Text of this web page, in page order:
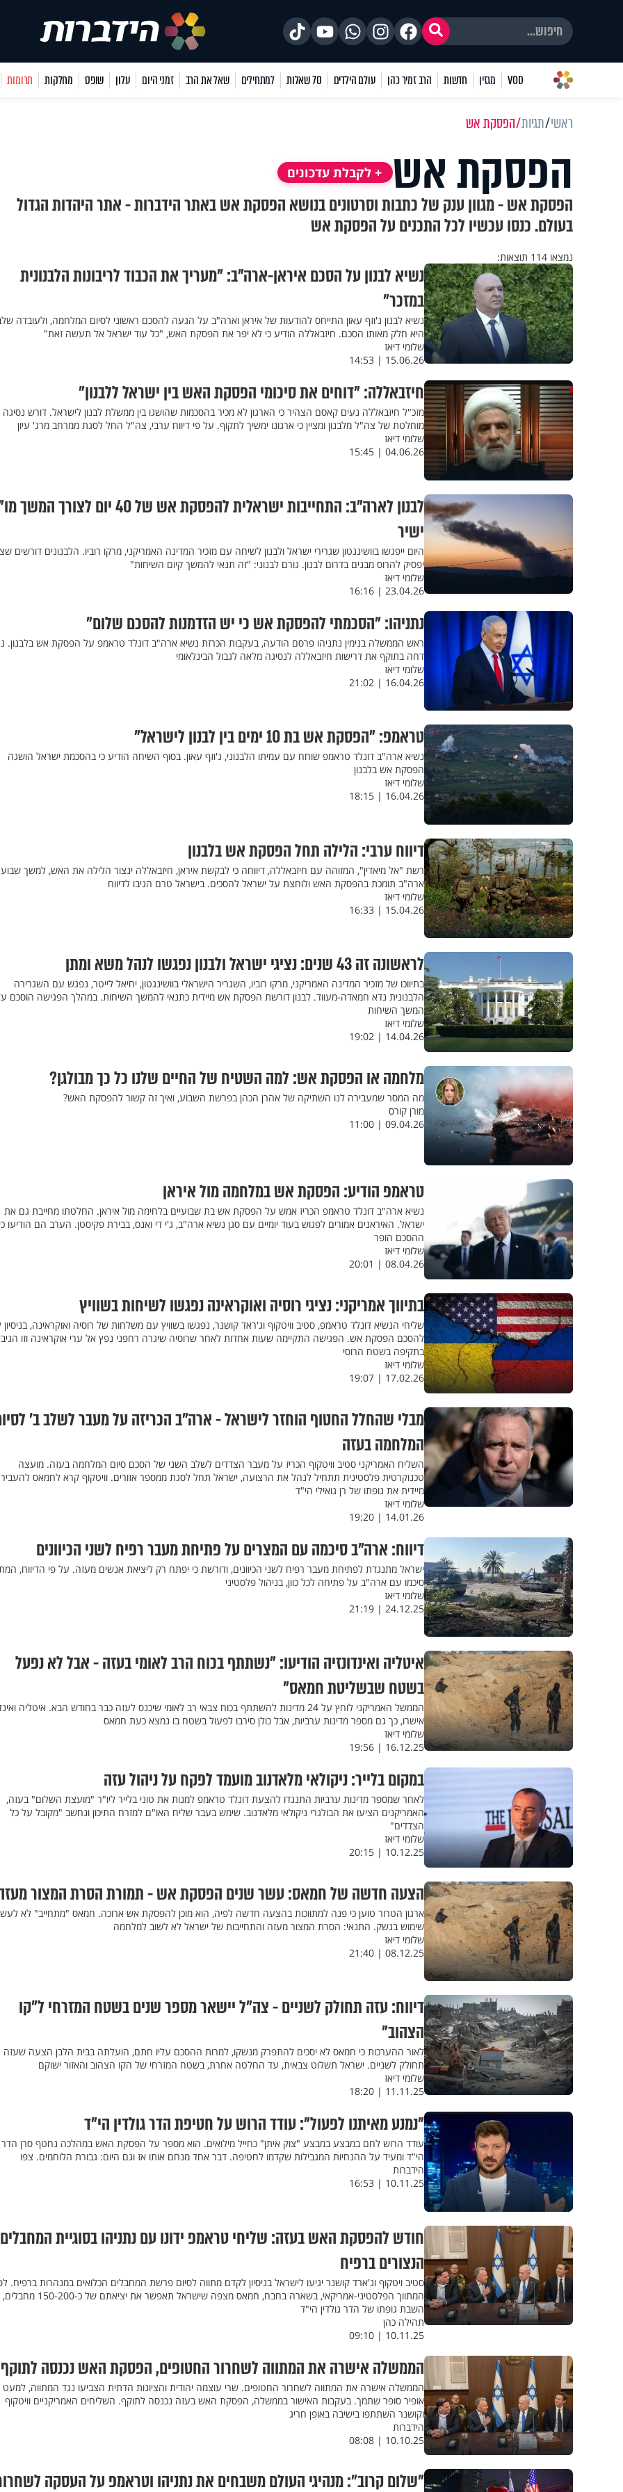
VOD מגזין חדשות הרב זמיר כהן עולם הילדים 70 שאלות למתחילים שאל את הרב זמני היום עלון שופס מחלקות תרומות
ראשי תגיות הפסקת אש
הפסקת אש + לקבלת עדכונים
הפסקת אש - מגוון ענק של כתבות וסרטונים בנושא הפסקת אש באתר הידברות - אתר היהדות הגדול
בעולם. כנסו עכשיו לכל התכנים על הפסקת אש
נמצאו 114 תוצאות:
נשיא לבנון על הסכם איראן-ארה"ב: "מעריך את הכבוד לריבונות הלבנונית
במזכר"
נשיא לבנון ג'וזף עאון התייחס להודעות של איראן וארה"ב על הגעה להסכם ראשוני לסיום המלחמה, ולעובדה
היא חלק מאותו הסכם. חיזבאללה הודיע כי לא יפר את הפסקת האש, "כל עוד ישראל אל תעשה זאת"
שלומי דיאז
15.06.26 | 14:53
חיזבאללה: "דוחים את סיכומי הפסקת האש בין ישראל ללבנון"
מזכ"ל חיזבאללה נעים קאסם הצהיר כי הארגון לא מכיר בהסכמות שהושגו בין ממשלת לבנון לישראל. דורש נסיגה
מוחלטת של צה"ל מלבנון ומציין כי ארגונו ימשיך לתקוף. על פי דיווח ערבי, צה"ל החל לסגת ממרחב מרג' עיון
שלומי דיאז
04.06.26 | 15:45
לבנון לארה"ב: התחייבות ישראלית להפסקת אש של 40 יום לצורך
ישיר
היום ייפגשו בוושינגטון שגרירי ישראל ולבנון לשיחה עם מזכיר המדינה האמריקני, מרקו רוביו. הלבנונים דורשים
יפסיק להרוס מבנים בדרום לבנון. גורם לבנוני: "זה תנאי להמשך קיום השיחות"
שלומי דיאז
23.04.26 | 16:16
נתניהו: "הסכמתי להפסקת אש כי יש הזדמנות להסכם שלום"
ראש הממשלה בנימין נתניהו פרסם הודעה, בעקבות הכרזת נשיא ארה"ב דונלד טראמפ על הפסקת אש בלבנון.
דחה בתוקף את דרישות חיזבאללה לנסיגה מלאה לגבול הבינלאומי
שלומי דיאז
16.04.26 | 21:02
טראמפ: "הפסקת אש בת 10 ימים בין לבנון לישראל"
נשיא ארה"ב דונלד טראמפ שוחח עם עמיתו הלבנוני, ג'וזף עאון. בסוף השיחה הודיע כי בהסכמת ישראל הושגה
הפסקת אש בלבנון
שלומי דיאז
16.04.26 | 18:15
דיווח ערבי: הלילה תחל הפסקת אש בלבנון
רשת "אל מיאדין", המזוהה עם חיזבאללה, דיווחה כי לבקשת איראן, חיזבאללה ינצור הלילה את האש, למשך
ארה"ב תומכת בהפסקת האש ולוחצת על ישראל להסכים. בישראל טרם הגיבו לדיווח
שלומי דיאז
15.04.26 | 16:33
לראשונה זה 43 שנים: נציגי ישראל ולבנון נפגשו לנהל משא ומתן
בתיווכו של מזכיר המדינה האמריקני, מרקו רוביו, השגריר הישראלי בוושינגטון, יחיאל לייטר, נפגש עם השגרירה
הלבנונית נדא חמאדה-מעווד. לבנון דורשת הפסקת אש מיידית כתנאי להמשך השיחות. במהלך הפגישה הוסכם
המשך השיחות
שלומי דיאז
14.04.26 | 19:02
מלחמה או הפסקת אש: למה השטיח של החיים שלנו כל כך מבולגן?
מה המסר שמעבירה לנו השתיקה של אהרן הכהן בפרשת השבוע, ואיך זה קשור להפסקת האש?
מורן קורס
09.04.26 | 11:00
טראמפ הודיע: הפסקת אש במלחמה מול איראן
נשיא ארה"ב דונלד טראמפ הכריז אמש על הפסקת אש בת שבועיים בלחימה מול איראן. החלטתו מחייבת גם את
ישראל. האיראנים אמורים לפגוש בעוד יומיים עם סגן נשיא ארה"ב, ג'י די ואנס, בבירת פקיסטן. הערב הם הודיעו כי
ההסכם הופר
שלומי דיאז
08.04.26 | 20:01
בתיווך אמריקני: נציגי רוסיה ואוקראינה נפגשו לשיחות בשוויץ
שליחי הנשיא דונלד טראמפ, סטיב וויטקוף וג'ראד קושנר, נפגשו בשוויץ עם משלחות של רוסיה ואוקראינה, בניסיון
להסכם הפסקת אש. הפגישה התקיימה שעות אחדות לאחר שרוסיה שיגרה רחפני נפץ אל ערי אוקראינה וזו
בתקיפה בשטח הרוסי
שלומי דיאז
17.02.26 | 19:07
מבלי שהחלל החטוף הוחזר לישראל - ארה"ב הכריזה על מעבר לשלב ב'
המלחמה בעזה
השליח האמריקני סטיב וויטקוף הכריז על מעבר הצדדים לשלב השני של הסכם סיום המלחמה בעזה. מועצה
טכנוקרטית פלסטינית תתחיל לנהל את הרצועה, ישראל תחל לסגת ממספר אזורים. וויטקוף קרא לחמאס להעביר
מיידית את גופתו של רן גואילי הי"ד
שלומי דיאז
14.01.26 | 19:20
דיווח: ארה"ב סיכמה עם המצרים על פתיחת מעבר רפיח לשני הכיוונים
ישראל מתנגדת לפתיחת מעבר רפיח לשני הכיוונים, ודורשת כי יפתח רק ליציאת אנשים מעזה. על פי הדיווח,
סיכמו עם ארה"ב על פתיחה לכל כוון, בניהול פלסטיני
שלומי דיאז
24.12.25 | 21:19
איטליה ואינדונזיה הודיעו: "נשתתף בכוח הרב לאומי בעזה - אבל לא נפעל
בשטח שבשליטת חמאס"
הממשל האמריקני לוחץ על 24 מדינות להשתתף בכוח צבאי רב לאומי שיכנס לעזה כבר בחודש הבא. איטליה
אישרו, כך גם מספר מדינות ערביות, אבל כולן סירבו לפעול בשטח בו נמצא כעת חמאס
שלומי דיאז
16.12.25 | 19:56
במקום בלייר: ניקולאי מלאדנוב מועמד לפקח על ניהול עזה
לאחר שמספר מדינות ערביות התנגדו להצעת דונלד טראמפ למנות את טוני בלייר ליו"ר "מועצת השלום" בעזה,
האמריקנים הציעו את הבולגרי ניקולאי מלאדנוב. שימש בעבר שליח האו"ם למזרח התיכון ונחשב "מקובל על כל
הצדדים"
שלומי דיאז
10.12.25 | 20:15
הצעה חדשה של חמאס: עשר שנים הפסקת אש - תמורת הסרת המצור
ארגון הטרור טוען כי פנה למתווכות בהצעה חדשה לפיה, הוא מוכן להפסקת אש ארוכה. חמאס "מתחייב" לא
שימוש בנשק. התנאי: הסרת המצור מעזה והתחייבות של ישראל לא לשוב למלחמה
שלומי דיאז
08.12.25 | 21:40
דיווח: עזה תחולק לשניים - צה"ל יישאר מספר שנים בשטח המזרחי ל"קו
הצהוב"
לאור ההערכות כי חמאס לא יסכים להתפרק מנשקו, למרות ההסכם עליו חתם, הועלתה בבית הלבן הצעה שעזה
תחולק לשניים. ישראל תשלוט צבאית, עד החלטה אחרת, בשטח המזרחי של הקו הצהוב והאזור ישוקם
שלומי דיאז
11.11.25 | 18:20
"נמנע מאיתנו לפעול": עודד הרוש על חטיפת הדר גולדין הי"ד
עודד הרוש לחם במבצע במבצע "צוק איתן" כחייל מילואים. הוא מספר על הפסקת האש במהלכה נחטף סרן הדר
הי"ד ומעיד על ההנחיות המגבילות שקדמו לחטיפה. דבר אחד מנחם אותו אז וגם היום: גבורת הלוחמים. צפו
הידברות
10.11.25 | 16:53
חודש להפסקת האש בעזה: שליחי טראמפ ידונו עם נתניהו בסוגיית המחבלים
הנצורים ברפיח
סטיב ויטקוף וג'ארד קושנר יגיעו לישראל בניסיון לקדם מתווה לסיום פרשת המחבלים הכלואים במנהרות ברפיח.
המתווך הפלסטיני-אמריקאי, בשארה בחבח, חמאס מצפה שישראל
השבת גופתו של הדר גולדין הי"ד
תהילה כהן
10.11.25 | 09:10
הממשלה אישרה את המתווה לשחרור החטופים, הפסקת האש נכנסה לתוקף
הממשלה אישרה את המתווה לשחרור החטופים. שרי עוצמה יהודית והציונות הדתית הצביעו נגד המתווה,
אופיר סופר שתמך. בעקבות האישור בממשלה, הפסקת האש בעזה נכנסה לתוקף. השליחים האמריקניים וויטקוף
וקושנר השתתפו בישיבה באופן חריג
הידברות
10.10.25 | 08:08
״שלום קרוב״: מנהיגי העולם משבחים את נתניהו וטראמפ על העסקה